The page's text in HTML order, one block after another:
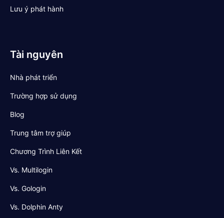
Lưu ý phát hành
Tài nguyên
Nhà phát triển
Trường hợp sử dụng
Blog
Trung tâm trợ giúp
Chương Trình Liên Kết
Vs. Multilogin
Vs. Gologin
Vs. Dolphin Anty